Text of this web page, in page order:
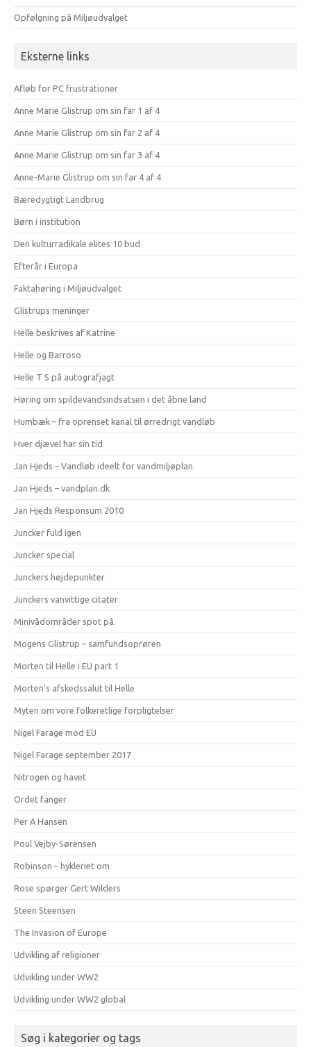
Opfølgning på Miljøudvalget
Eksterne links
Afløb for PC frustrationer
Anne Marie Glistrup om sin far 1 af 4
Anne Marie Glistrup om sin far 2 af 4
Anne Marie Glistrup om sin far 3 af 4
Anne-Marie Glistrup om sin far 4 af 4
Bæredygtigt Landbrug
Børn i institution
Den kulturradikale elites 10 bud
Efterår i Europa
Faktahøring i Miljøudvalget
Glistrups meninger
Helle beskrives af Katrine
Helle og Barroso
Helle T S på autografjagt
Høring om spildevandsindsatsen i det åbne land
Humbæk – fra oprenset kanal til ørredrigt vandløb
Hver djævel har sin tid
Jan Hjeds – Vandløb ideelt for vandmiljøplan
Jan Hjeds – vandplan.dk
Jan Hjeds Responsum 2010
Juncker fuld igen
Juncker special
Junckers højdepunkter
Junckers vanvittige citater
Minivådområder spot på.
Mogens Glistrup – samfundsoprøren
Morten til Helle i EU part 1
Morten's afskedssalut til Helle
Myten om vore folkeretlige forpligtelser
Nigel Farage mod EU
Nigel Farage september 2017
Nitrogen og havet
Ordet fanger
Per A Hansen
Poul Vejby-Sørensen
Robinson – hykleriet om
Rose spørger Gert Wilders
Steen Steensen
The Invasion of Europe
Udvikling af religioner
Udvikling under WW2
Udvikling under WW2 global
Søg i kategorier og tags